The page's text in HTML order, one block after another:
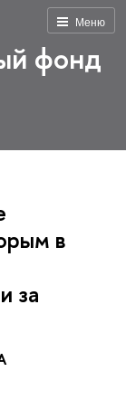
Меню
фонд
в
за